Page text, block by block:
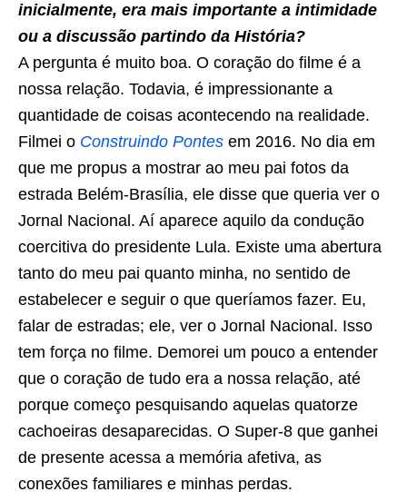
inicialmente, era mais importante a intimidade
ou a discussão partindo da História?
A pergunta é muito boa. O coração do filme é a
nossa relação. Todavia, é impressionante a
quantidade de coisas acontecendo na realidade.
Filmei o Construindo Pontes em 2016. No dia em
que me propus a mostrar ao meu pai fotos da
estrada Belém-Brasília, ele disse que queria ver o
Jornal Nacional. Aí aparece aquilo da condução
coercitiva do presidente Lula. Existe uma abertura
tanto do meu pai quanto minha, no sentido de
estabelecer e seguir o que queríamos fazer. Eu,
falar de estradas; ele, ver o Jornal Nacional. Isso
tem força no filme. Demorei um pouco a entender
que o coração de tudo era a nossa relação, até
porque começo pesquisando aquelas quatorze
cachoeiras desaparecidas. O Super-8 que ganhei
de presente acessa a memória afetiva, as
conexões familiares e minhas perdas.